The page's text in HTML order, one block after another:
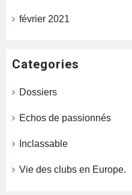
février 2021
Categories
Dossiers
Echos de passionnés
Inclassable
Vie des clubs en Europe.